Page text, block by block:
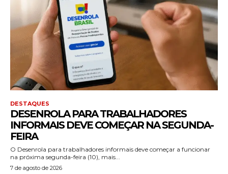
DESTAQUES
DESENROLA PARA TRABALHADORES
INFORMAIS DEVE COMEÇAR NA SEGUNDA-
FEIRA
O Desenrola para trabalhadores informais deve começar a funcionar
na próxima segunda-feira (10), mais...
7 de agosto de 2026